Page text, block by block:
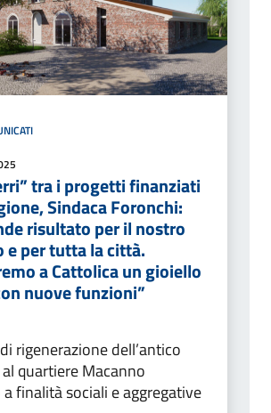
tra i progetti finanziati
Sindaca Foronchi:
risultato per il nostro
e per tutta la città.
a Cattolica un gioiello
nuove funzioni”
rigenerazione dell’antico
quartiere Macanno
finalità sociali e aggregative